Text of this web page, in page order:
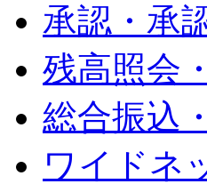
承認・承
残高照会
総合振込
ワイドネ